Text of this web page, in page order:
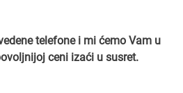
telefone i mi ćemo Vam u
ceni izaći u susret.